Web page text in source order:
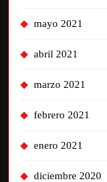
mayo 2021
abril 2021
marzo 2021
febrero 2021
enero 2021
diciembre 2020